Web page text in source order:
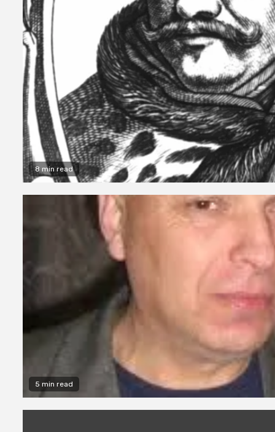
8 min read
5 min read